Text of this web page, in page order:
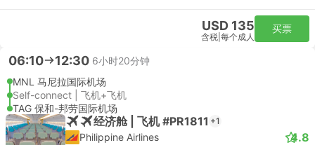
USD 135
含税 每个成人
买票
06:10 12:30 6小时20分钟
MNL 马尼拉国际机场
Self-connect | 飞机+飞机
TAG 保和-邦劳国际机场
经济舱 | 飞机 #PR1811 +1
Philippine Airlines 4.8